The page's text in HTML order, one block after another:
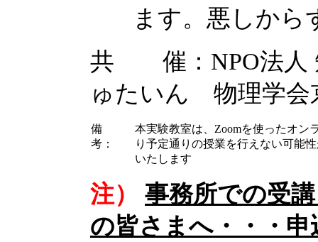
ます。悪しから
共 催：NPO法人
ゅたいん 物理学会
備
考：
本実験教室は、Zoomを使ったオン
り予定通りの授業を行えない可能
いたします
注）
事務所での受
の皆さまへ・・・